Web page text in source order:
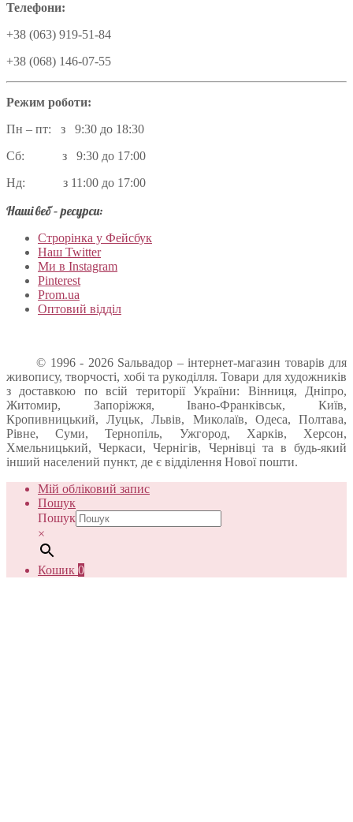
Телефони:
+38 (063) 919-51-84
+38 (068) 146-07-55
Режим роботи:
Пн – пт: з 9:30 до 18:30
Сб: з 9:30 до 17:00
Нд: з 11:00 до 17:00
Наші веб – ресурси:
Строрінка у Фейсбук
Наш Twitter
Ми в Instagram
Pinterest
Prom.ua
Оптовий відділ
© 1996 - 2026 Sальвадор – інтернет-магазин товарів для
живопису, творчості, хобі та рукоділля. Товари для художників
з доставкою по всій території України: Вінниця, Дніпро,
Житомир, Запоріжжя, Івано-Франківськ, Київ,
Кропивницький, Луцьк, Львів, Миколаїв, Одеса, Полтава,
Рівне, Суми, Тернопіль, Ужгород, Харків, Херсон,
Хмельницький, Черкаси, Чернігів, Чернівці та в будь-який
інший населений пункт, де є відділення Нової пошти.
Мій обліковий запис
Пошук
Пошук
×
Кошик 0